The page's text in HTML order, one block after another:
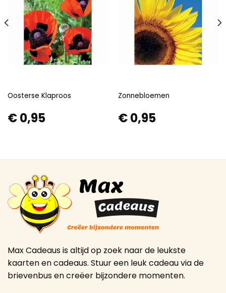
Oosterse Klaproos
€0,95
Zonnebloemen
€0,95
Max Cadeaus is altijd op zoek naar de leukste
kaarten en cadeaus. Stuur een leuk cadeau via de
brievenbus en creëer bijzondere momenten.